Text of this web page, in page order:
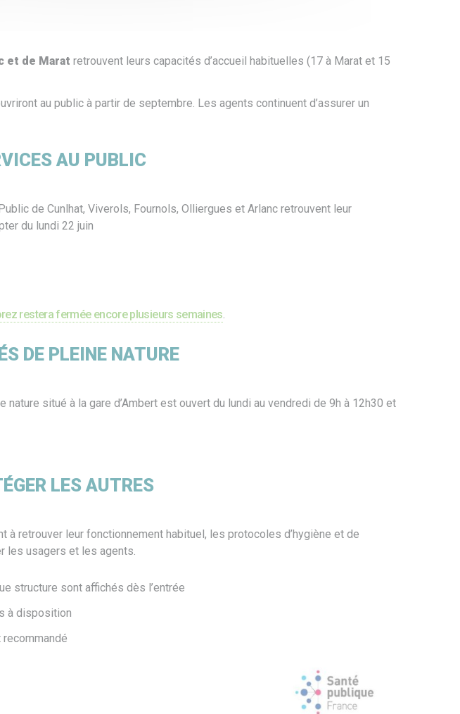
et de Marat retrouvent leurs capacités d’accueil habituelles (17 à Marat et 15
au public à partir de septembre. Les agents continuent d’assurer un
AU PUBLIC
de Cunlhat, Viverols, Fournols, Olliergues et Arlanc retrouvent leur
du lundi 22 juin
restera fermée encore plusieurs semaines.
DE PLEINE NATURE
nature situé à la gare d’Ambert est ouvert du lundi au vendredi de 9h à 12h30 et
LES AUTRES
retrouver leur fonctionnement habituel, les protocoles d’hygiène et de
les usagers et les agents.
structure sont affichés dès l’entrée
à disposition